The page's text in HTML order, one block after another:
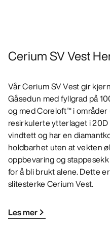
Cerium SV Vest
Vår Cerium SV Vest gir
Gåsedun med fyllgrad på
og med Coreloft™ i
resirkulerte ytterlaget i
vindtett og har en
holdbarhet uten at vekten
oppbevaring og
for å bli brukt alene. Dette
slitesterke Cerium Vest.
Les mer